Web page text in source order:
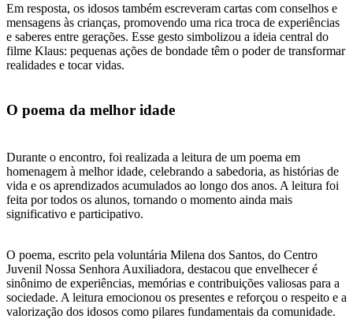
Em resposta, os idosos também escreveram cartas com conselhos e
mensagens às crianças, promovendo uma rica troca de experiências
e saberes entre gerações. Esse gesto simbolizou a ideia central do
filme Klaus: pequenas ações de bondade têm o poder de transformar
realidades e tocar vidas.
O poema da melhor idade
Durante o encontro, foi realizada a leitura de um poema em
homenagem à melhor idade, celebrando a sabedoria, as histórias de
vida e os aprendizados acumulados ao longo dos anos. A leitura foi
feita por todos os alunos, tornando o momento ainda mais
significativo e participativo.
O poema, escrito pela voluntária Milena dos Santos, do Centro
Juvenil Nossa Senhora Auxiliadora, destacou que envelhecer é
sinônimo de experiências, memórias e contribuições valiosas para a
sociedade. A leitura emocionou os presentes e reforçou o respeito e a
valorização dos idosos como pilares fundamentais da comunidade.